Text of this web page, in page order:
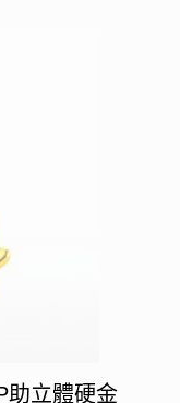
助立體硬金